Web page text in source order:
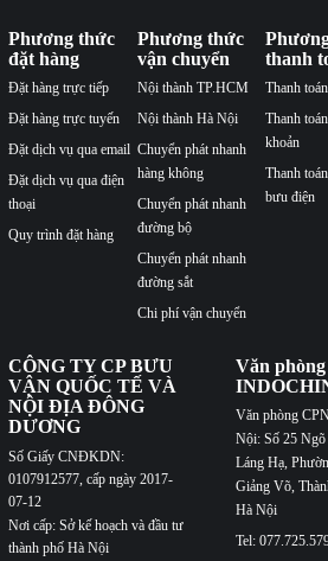
Phương thức
đặt hàng
Đặt hàng trực tiếp
Đặt hàng trực tuyến
Đặt dịch vụ qua email
Đặt dịch vụ qua điện
thoại
Quy trình đặt hàng
Phương thức
vận chuyển
Nội thành TP.HCM
Nội thành Hà Nội
Chuyển phát nhanh
hàng không
Chuyển phát nhanh
đường bộ
Chuyển phát nhanh
đường sắt
Chi phí vận chuyển
thanh
Thanh
Thanh
khoản
Thanh
bưu điện
CÔNG TY CP BƯU
VẬN QUỐC TẾ VÀ
NỘI ĐỊA ĐÔNG
DƯƠNG
Số Giấy CNĐKDN:
0107912577, cấp ngày 2017-
07-12
Nơi cấp: Sở kế hoạch và đầu tư
thành phố Hà Nội
Văn phòng
Văn phòng
Nội: Số 25 Ngõ
Láng Hạ,
Giảng Võ,
Hà Nội
Tel: